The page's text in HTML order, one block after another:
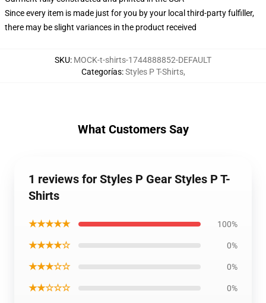
Since every item is made just for you by your local third-party fulfiller,
there may be slight variances in the product received
SKU: MOCK-t-shirts-1744888852-DEFAULT
Categorías:Styles P T-Shirts,
What Customers Say
1 reviews for Styles P Gear Styles P T-
Shirts
★★★★★ 100%
★★★★☆ 0%
★★★☆☆ 0%
★★☆☆☆ 0%